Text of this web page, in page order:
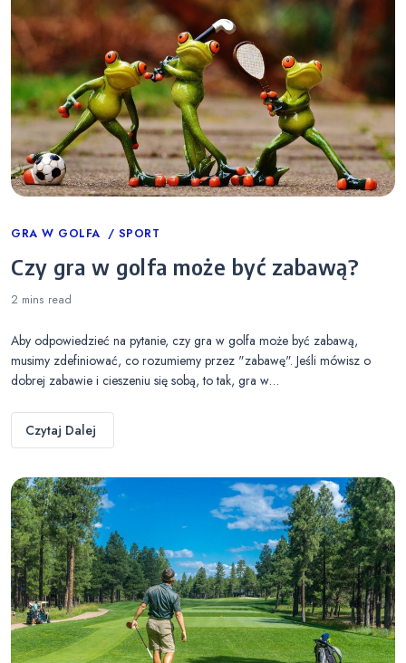
Categories
GRA W GOLFA SPORT
Czy gra w golfa może być zabawą?
2 mins read
Aby odpowiedzieć na pytanie, czy gra w golfa może być zabawą,
musimy zdefiniować, co rozumiemy przez "zabawę". Jeśli mówisz o
dobrej zabawie i cieszeniu się sobą, to tak, gra w…
Czytaj Dalej